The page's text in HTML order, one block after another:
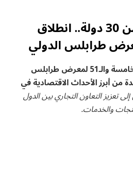
بمشاركة أكثر من 30 دولة.. انطلاق
بدأت فعاليات الدورة الخامسة والـ51 لمعرض طرابلس
من أبرز⁣ الأحداث الاقتصادية في
تعزيز التعاون التجاري بين الدول
والخدمات.